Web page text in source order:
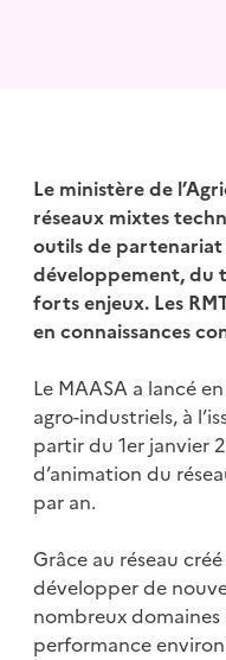
Le ministère de
réseaux mixtes
outils de partenariat
développement, du
forts enjeux. Les
en connaissances
Le MAASA a lancé
agro-industriels, à
partir du 1er janvier
d’animation du
par an.
Grâce au réseau
développer de
nombreux domaines
performance